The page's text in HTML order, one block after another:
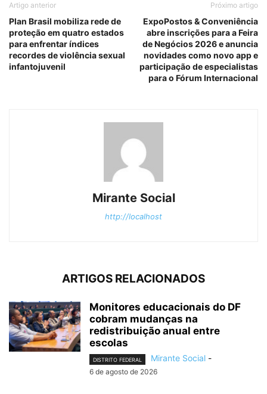
Artigo anterior
Plan Brasil mobiliza rede de
proteção em quatro estados
para enfrentar índices
recordes de violência sexual
infantojuvenil
Próximo artigo
ExpoPostos & Conveniência
abre inscrições para a Feira
de Negócios 2026 e anuncia
novidades como novo app e
participação de especialistas
para o Fórum Internacional
Mirante Social
http://localhost
ARTIGOS RELACIONADOS
Monitores educacionais do DF
cobram mudanças na
redistribuição anual entre
escolas
DISTRITO FEDERAL Mirante Social -
6 de agosto de 2026